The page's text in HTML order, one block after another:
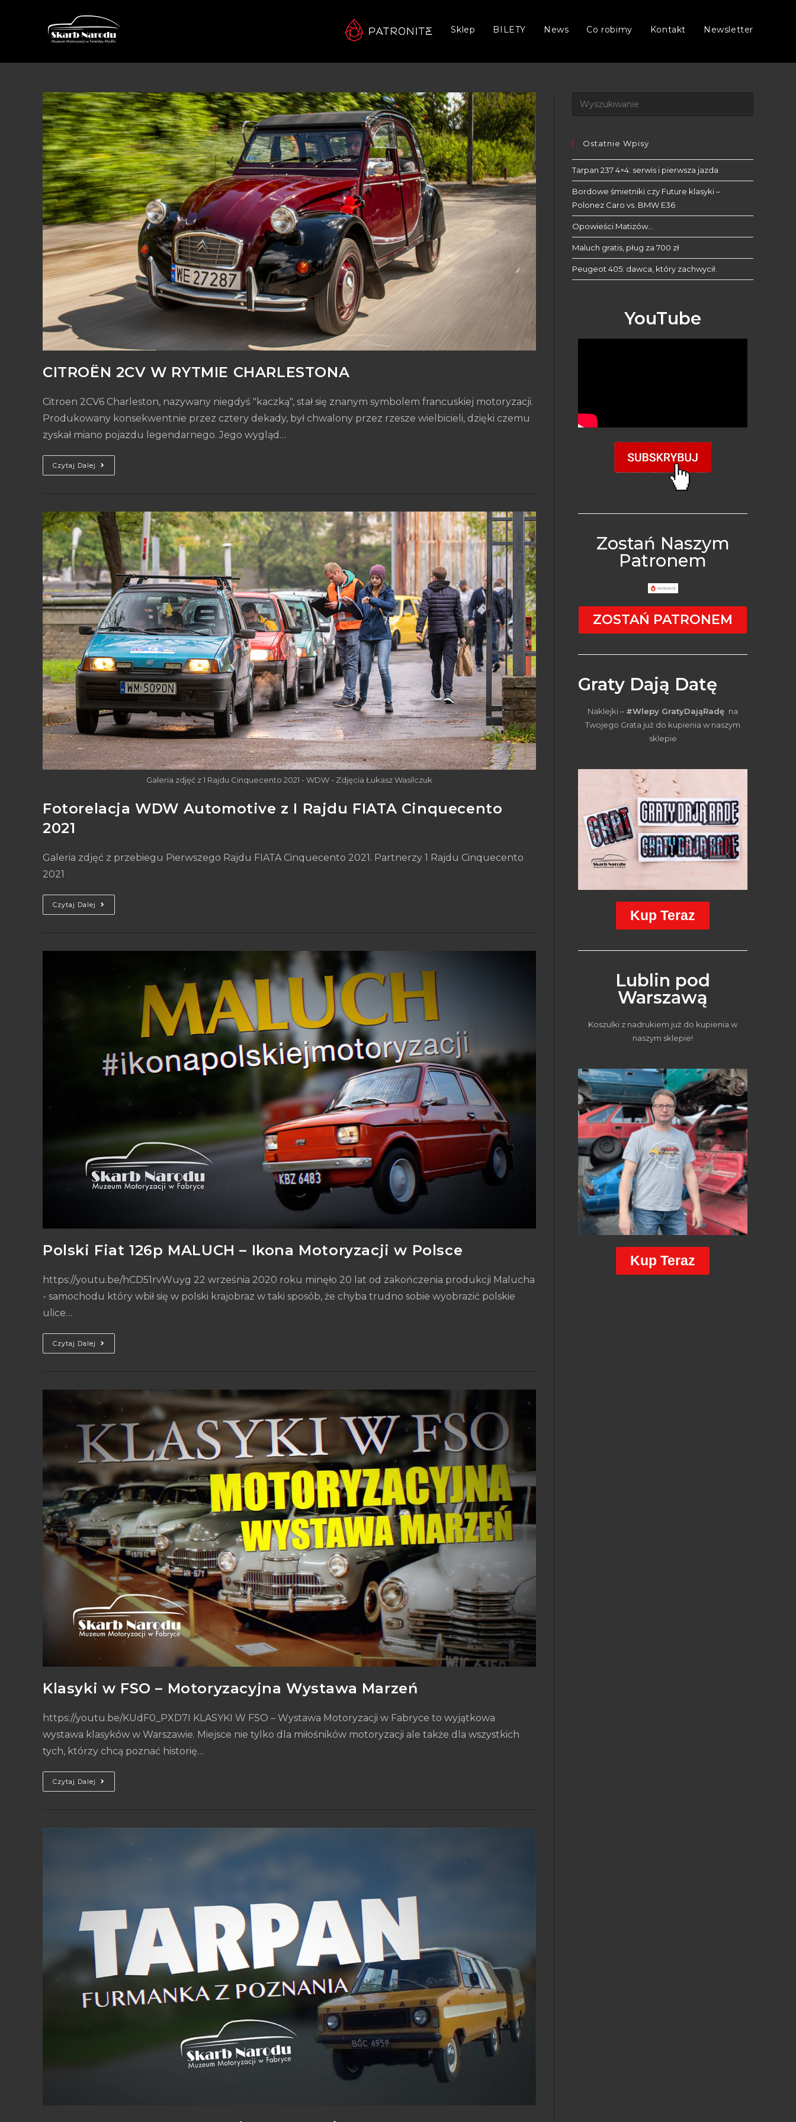
Sklep BILETY News Co robimy Kontakt Newsletter
CITROËN 2CV W RYTMIE CHARLESTONA
Citroen 2CV6 Charleston, nazywany niegdyś "kaczką", stał się znanym symbolem francuskiej motoryzacji.
Produkowany konsekwentnie przez cztery dekady, był chwalony przez rzesze wielbicieli, dzięki czemu
zyskał miano pojazdu legendarnego. Jego wygląd…
Czytaj Dalej
Galeria zdjęć z 1 Rajdu Cinquecento 2021 - WDW - Zdjęcia Łukasz Wasilczuk
Fotorelacja WDW Automotive z I Rajdu FIATA Cinquecento
2021
Galeria zdjęć z przebiegu Pierwszego Rajdu FIATA Cinquecento 2021. Partnerzy 1 Rajdu Cinquecento
2021
Czytaj Dalej
Polski Fiat 126p MALUCH – Ikona Motoryzacji w Polsce
https://youtu.be/hCD51rvWuyg 22 września 2020 roku minęło 20 lat od zakończenia produkcji Malucha
- samochodu który wbił się w polski krajobraz w taki sposób, że chyba trudno sobie wyobrazić polskie
ulice…
Czytaj Dalej
Klasyki w FSO – Motoryzacyjna Wystawa Marzeń
https://youtu.be/KUdF0_PXD7I KLASYKI W FSO – Wystawa Motoryzacji w Fabryce to wyjątkowa
wystawa klasyków w Warszawie. Miejsce nie tylko dla miłośników motoryzacji ale także dla wszystkich
tych, którzy chcą poznać historię…
Czytaj Dalej
Ostatnie Wpisy
Tarpan 237 4×4: serwis i pierwsza jazda
Bordowe śmietniki czy Future klasyki –
Polonez Caro vs. BMW E36
Opowieści Matizów…
Maluch gratis, pług za 700 zł
Peugeot 405: dawca, który zachwycił.
YouTube
Zostań Naszym
Patronem
ZOSTAŃ PATRONEM
Graty Dają Datę
Naklejki – #Wlepy GratyDająRadę na
Twojego Grata już do kupienia w naszym
sklepie
Kup Teraz
Lublin pod
Warszawą
Koszulki z nadrukiem już do kupienia w
naszym sklepie!
Kup Teraz